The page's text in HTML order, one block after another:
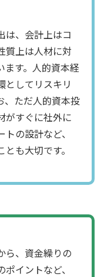
は、会計上はコ
質上は人材に対
ます。人的資本経
としてリスキリ
、ただ人的資本投
がすぐに社外に
の設計など、
も大切です。
ら、資金繰りの
イントなど、